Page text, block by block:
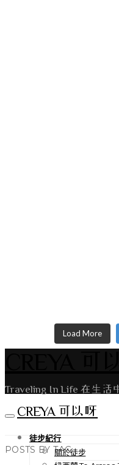
Load More
Traveling In Life 在生活
CREYA 可以呀
徒步紀行
關於徒步
POSTS BY TAG